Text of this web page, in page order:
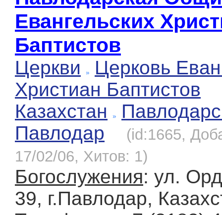
Евангельских
Баптистов
Церкви
Церковь
Христиан Баптистов
Казахстан
Павлодар
(id:1665,
17/02/06, Хитов: 1)
Богослужения: ул.
39, г.Павлодар,